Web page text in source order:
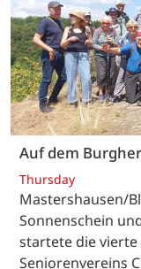
Auf dem
Thursday
Mastershausen/
Sonnenschein
startete die
Seniorenvereins